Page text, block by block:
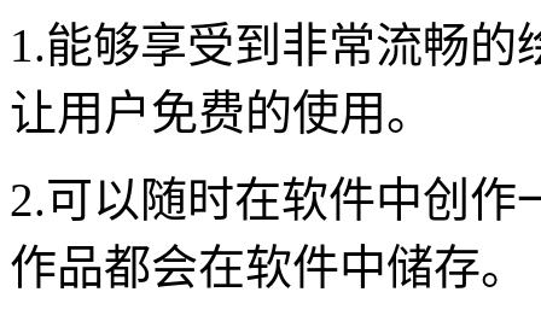
1.能够享受到非常流畅
让用户免费的使用。
2.可以随时在软件中创
作品都会在软件中储存。